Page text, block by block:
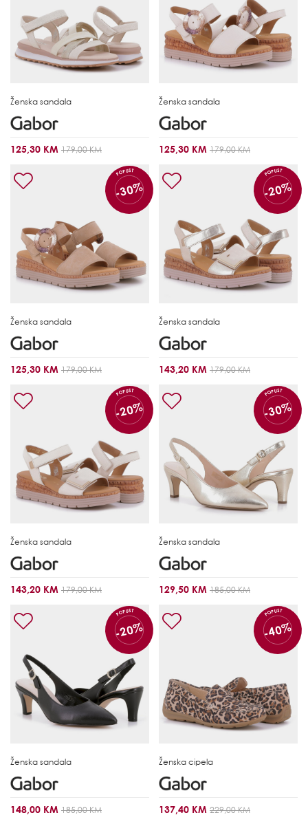
Ženska sandala
125,30 KM 179,00 KM
Ženska sandala
125,30 KM 179,00 KM
POPUST
-30%
Ženska sandala
125,30 KM 179,00 KM
POPUST
-20%
Ženska sandala
143,20 KM 179,00 KM
POPUST
-20%
Ženska sandala
143,20 KM 179,00 KM
POPUST
-30%
Ženska sandala
129,50 KM 185,00 KM
POPUST
-20%
Ženska sandala
148,00 KM 185,00 KM
POPUST
-40%
Ženska cipela
137,40 KM 229,00 KM